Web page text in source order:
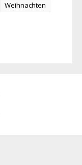
Weihnachten